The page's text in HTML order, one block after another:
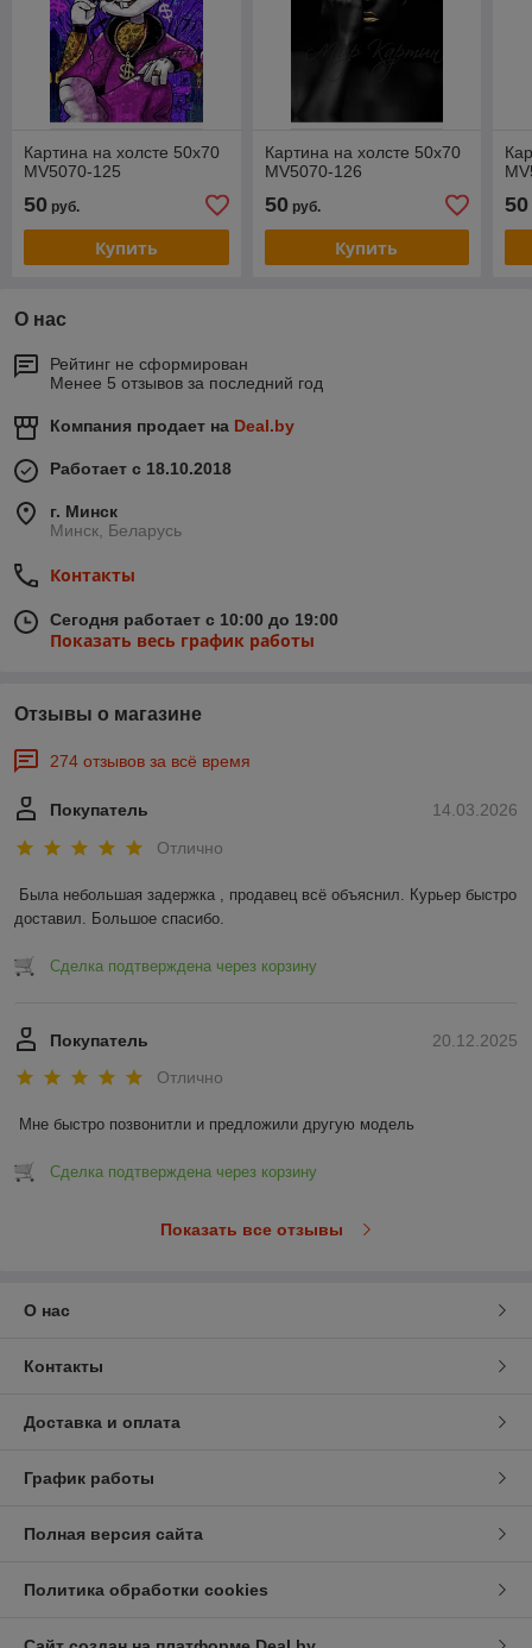
Картина на холсте 50х70
MV5070-125
50 руб.
Купить
Картина на холсте 50х70
MV5070-126
50руб.
Купить
50
О нас
Рейтинг не сформирован
Менее 5 отзывов за последний год
Компания продает на Deal.by
Работает с 18.10.2018
г. Минск
Минск, Беларусь
Контакты
Сегодня работает с 10:00 до 19:00
Показать весь график работы
Отзывы о магазине
274 отзывов за всё время
14.03.2026
Покупатель
Отлично
Была небольшая задержка , продавец всё объяснил. Курьер быстро
доставил. Большое спасибо.
Сделка подтверждена через корзину
20.12.2025
Покупатель
Отлично
Мне быстро позвонитли и предложили другую модель
Сделка подтверждена через корзину
Показать все отзывы
О нас
Контакты
Доставка и оплата
График работы
Полная версия сайта
Политика обработки cookies